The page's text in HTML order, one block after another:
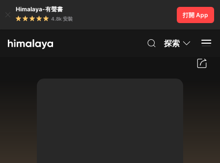
Himalaya-有聲書
4.8k 安裝
打開 App
探索